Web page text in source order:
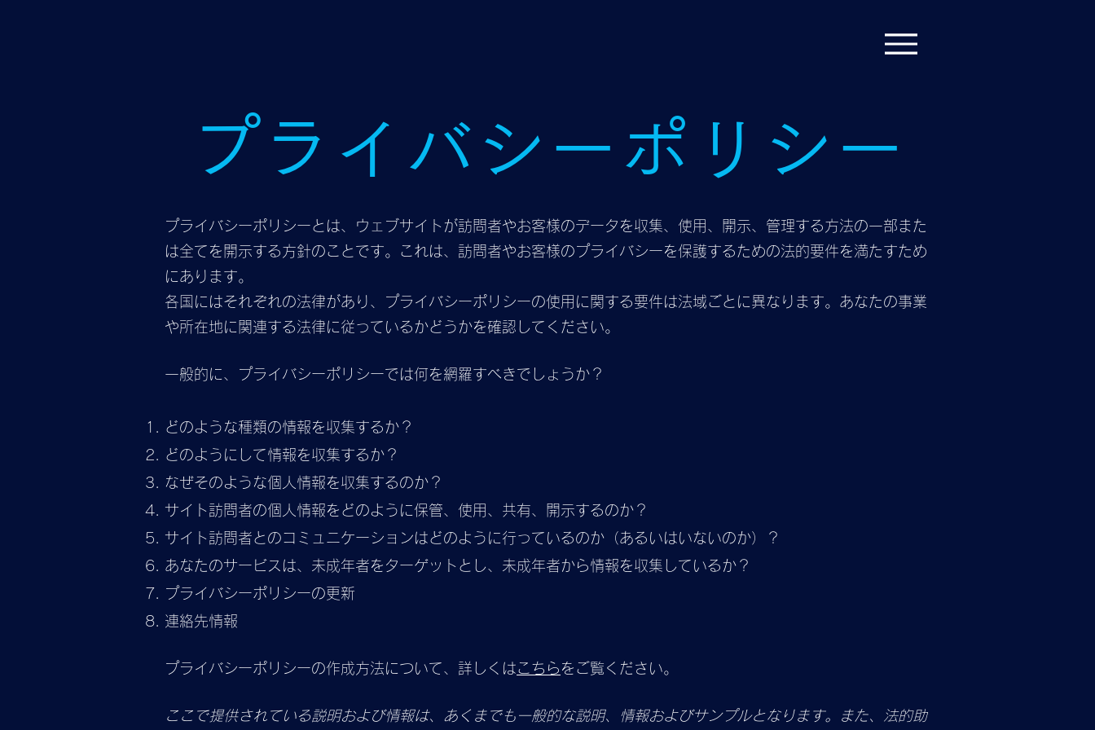
プライバシーポリシー
プライバシーポリシーとは、ウェブサイトが訪問者やお客様のデータを収集、使用、開示、管理する方法の一部また
は全てを開示する方針のことです。これは、訪問者やお客様のプライバシーを保護するための法的要件を満たすため
にあります。
各国にはそれぞれの法律があり、プライバシーポリシーの使用に関する要件は法域ごとに異なります。あなたの事業
や所在地に関連する法律に従っているかどうかを確認してください。
一般的に、プライバシーポリシーでは何を網羅すべきでしょうか？
どのような種類の情報を収集するか？
どのようにして情報を収集するか？
なぜそのような個人情報を収集するのか？
サイト訪問者の個人情報をどのように保管、使用、共有、開示するのか？
サイト訪問者とのコミュニケーションはどのように行っているのか（あるいはいないのか）？
あなたのサービスは、未成年者をターゲットとし、未成年者から情報を収集しているか？
プライバシーポリシーの更新
連絡先情報
プライバシーポリシーの作成方法について、詳しくはこちら をご覧ください。
ここで提供されている説明および情報は、あくまでも一般的な説明、情報およびサンプルとなります。また、法的助